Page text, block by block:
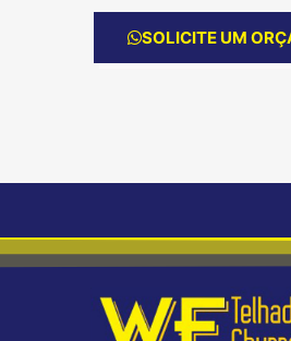
SOLICITE UM